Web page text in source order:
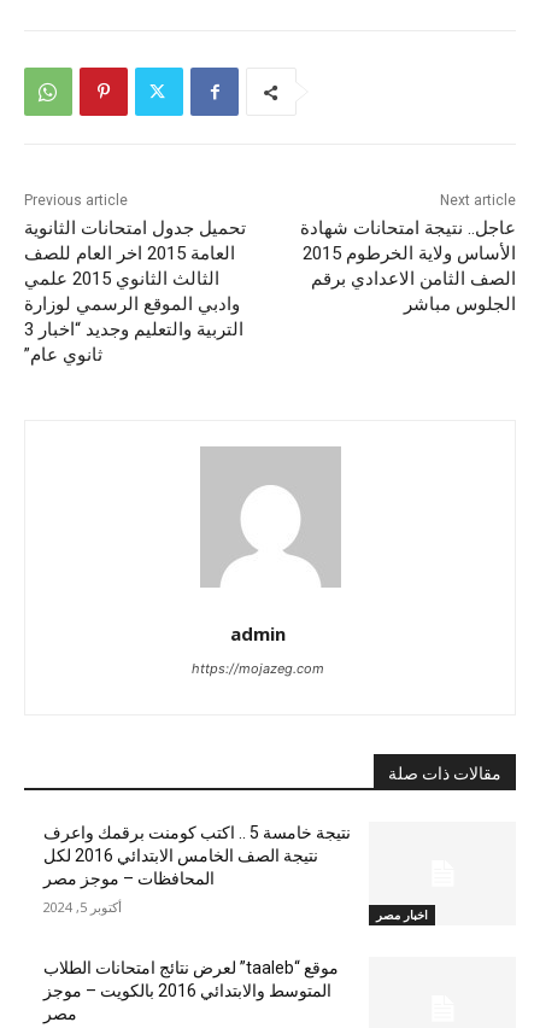
Previous article
تحميل جدول امتحانات الثانوية
العامة 2015 اخر العام للصف
الثالث الثانوي 2015 علمي
وادبي الموقع الرسمي لوزارة
التربية والتعليم وجديد “اخبار 3
ثانوي عام”
Next article
عاجل.. نتيجة امتحانات شهادة
الأساس ولاية الخرطوم 2015
الصف الثامن الاعدادي برقم
الجلوس مباشر
admin
https://mojazeg.com
مقالات ذات صلة
اخبار مصر
نتيجة خامسة 5 .. اكتب كومنت برقمك واعرف
نتيجة الصف الخامس الابتدائي 2016 لكل
المحافظات – موجز مصر
أكتوبر 5, 2024
موقع “taaleb” لعرض نتائج امتحانات الطلاب
المتوسط والابتدائي 2016 بالكويت – موجز
مصر